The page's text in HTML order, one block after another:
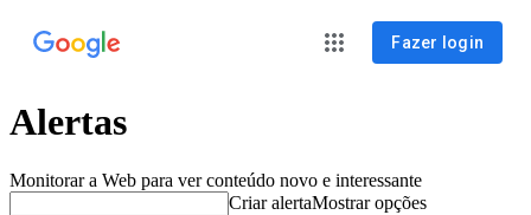
Fazer login
Alertas
Monitorar a Web para ver conteúdo novo e interessante
Criar alertaMostrar opções